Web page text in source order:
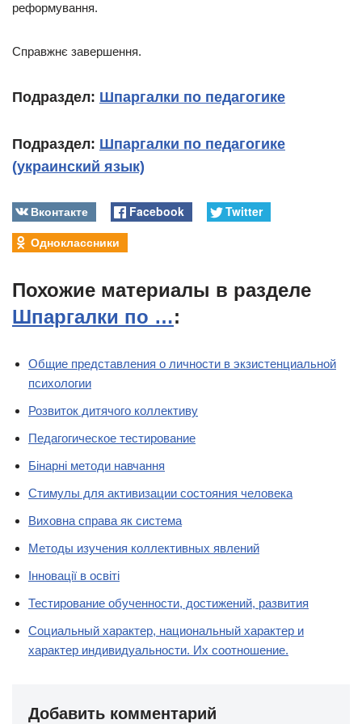
реформування.
Справжнє завершення.
Подраздел: Шпаргалки по педагогике
Подраздел: Шпаргалки по педагогике
(украинский язык)
Вконтакте Facebook
Twitter
Одноклассники
Похожие материалы в разделе
Шпаргалки по …:
Общие представления о личности в экзистенциальной
психологии
Розвиток дитячого коллективу
Педагогическое тестирование
Бінарні методи навчання
Стимулы для активизации состояния человека
Виховна справа як система
Методы изучения коллективных явлений
Інновації в освіті
Тестирование обученности, достижений, развития
Социальный характер, национальный характер и
характер индивидуальности. Их соотношение.
Добавить комментарий